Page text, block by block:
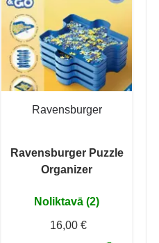
Ravensburger
Ravensburger Puzzle
Organizer
Noliktavā (2)
16,00 €